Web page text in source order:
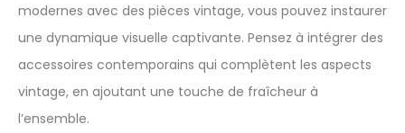
modernes avec des pièces vintage, vous pouvez instaurer
une dynamique visuelle captivante. Pensez à intégrer des
accessoires contemporains qui complètent les aspects
vintage, en ajoutant une touche de fraîcheur à
l’ensemble.